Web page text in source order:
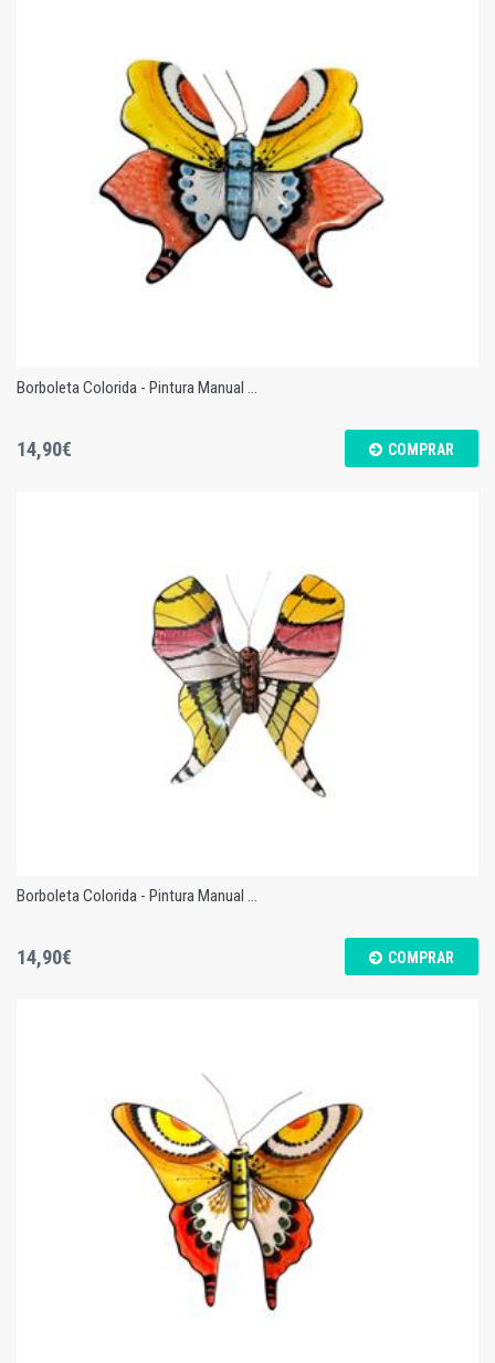
Borboleta Colorida - Pintura Manual
Borboleta Colorida - Pintura Manual - M
Borboleta Colorida - Pintura Manual ...
14,90€ COMPRAR
Borboleta Colorida - Pintura Manual - M
Borboleta Colorida - Pintura Manual ...
14,90€ COMPRAR